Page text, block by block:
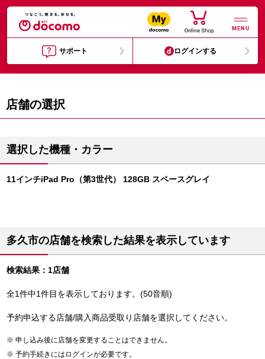
MENU
サポート ログインする
店舗の選択
選択した機種・カラー
11インチiPad Pro（第3世代） 128GB スペースグレイ
多久市の店舗を検索した結果を表示しています
検索結果：1店舗
全1件中1件目を表示しております。(50音順)
予約申込する店舗/購入商品受取り店舗を選択してください。
申し込み後に店舗を変更することはできません。
予約手続きにはログインが必要です。